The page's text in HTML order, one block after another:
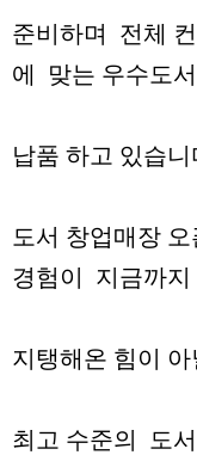
준비하며 전체
에 맞는 우수도
납품 하고 있습니
도서 창업매장
경험이 지금까지
지탱해온 힘이
최고 수준의 도